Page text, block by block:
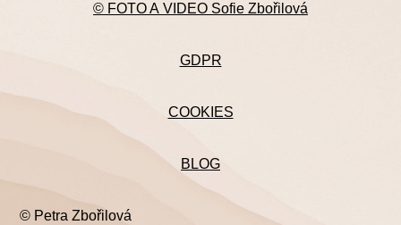
© FOTO A VIDEO Sofie Zbořilová
GDPR
COOKIES
BLOG
© Petra Zbořilová